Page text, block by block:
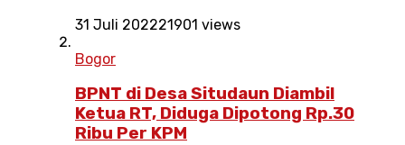
31 Juli 202221901 views
Bogor
BPNT di Desa Situdaun Diambil
Ketua RT, Diduga Dipotong Rp.30
Ribu Per KPM